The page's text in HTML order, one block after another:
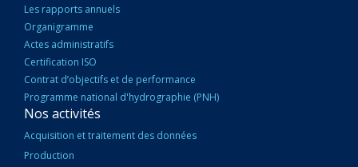
Les rapports annuels
Organigramme
Actes administratifs
Certification ISO
Contrat d’objectifs et de performance
Programme national d'hydrographie (PNH)
Nos activités
Acquisition et traitement des données
Production